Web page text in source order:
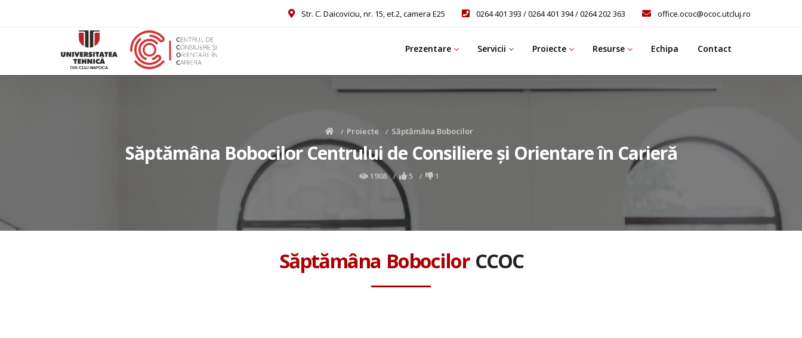
Str. C. Daicoviciu, nr. 15, et.2, camera E25 0264 401 393 / 0264 401 394 / 0264 202 363 office.ococ@ococ.utcluj.ro
Prezentare Servicii Proiecte Resurse Echipa Contact
Proiecte Săptămâna Bobocilor
Săptămâna Bobocilor Centrului de Consiliere şi Orientare în Carieră
1908 5 1
Săptămâna BobocilorCCOC